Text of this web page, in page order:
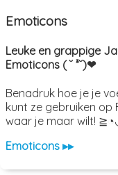
Emoticons
Leuke en grappige
Emoticons ( ˘ ³˘)❤
Benadruk hoe je je
kunt ze gebruiken op
waar je maar wilt!
Emoticons ▸▸